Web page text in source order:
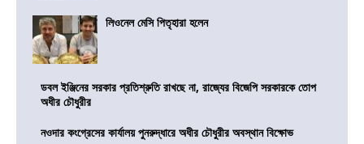
লিওনেল মেসি পিতৃহারা হলেন
ডবল ইঞ্জিনের সরকার প্রতিশ্রুতি রাখছে না, রাজ্যের বিজেপি সরকারকে তোপ
অধীর চৌধুরীর
নওদার কংগ্রেসের কার্যালয় পুনরুদ্ধারে অধীর চৌধুরীর অবস্থান বিক্ষোভ